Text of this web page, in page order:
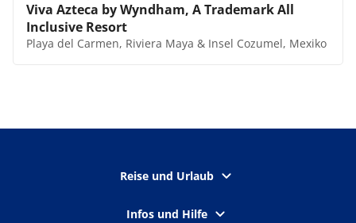
Viva Azteca by Wyndham, A Trademark All
Inclusive Resort
Playa del Carmen, Riviera Maya & Insel Cozumel, Mexiko
Reise und Urlaub
Infos und Hilfe